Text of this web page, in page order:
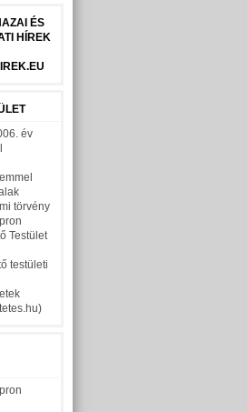
ÉS
HÍREK
év
törvény
Testület
testületi